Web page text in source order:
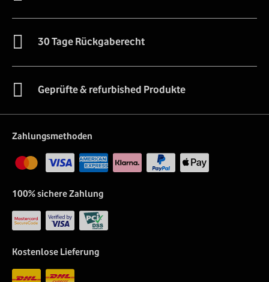
30 Tage Rückgaberecht
Geprüfte & refurbished Produkte
Zahlungsmethoden
100% sichere Zahlung
Kostenlose Lieferung